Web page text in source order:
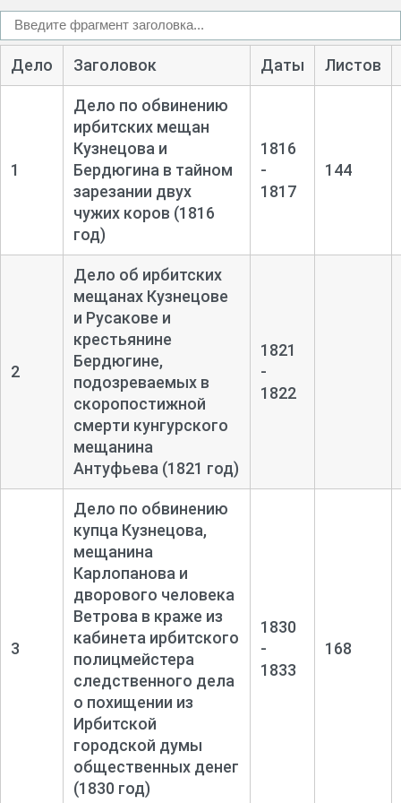
Дело Заголовок Даты Листов
1
Дело по обвинению
ирбитских мещан
Кузнецова и
Бердюгина в тайном
зарезании двух
чужих коров (1816
год)
1816
-
1817
144
2
Дело об ирбитских
мещанах Кузнецове
и Русакове и
крестьянине
Бердюгине,
подозреваемых в
скоропостижной
смерти кунгурского
мещанина
Антуфьева (1821 год)
1821
-
1822
3
Дело по обвинению
купца Кузнецова,
мещанина
Карлопанова и
дворового человека
Ветрова в краже из
кабинета ирбитского
полицмейстера
следственного дела
о похищении из
Ирбитской
городской думы
общественных денег
(1830 год)
1830
-
1833
168